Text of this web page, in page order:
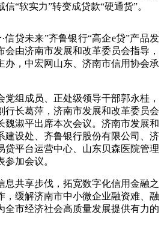
“软实力”转变成贷款“硬通货”。
信贷未来”齐鲁银行“高企e贷”产品发
由济南市发展和改革委员会指导，
办，中宏网山东、济南市信用协会承
组成员、正处级领导干部郭永桂，
行长葛萍，济南市发展和改革委员会
魏淑平出席本次会议。济南市发展和
建设处、齐鲁银行股份有限公司、济
贷平台运营中心、山东贝森医院管理
加会议。
息共享步伐，拓宽数字化信用金融之
，缓解济南市中小微企业融资难、融
全市经济社会高质量发展提供有力的